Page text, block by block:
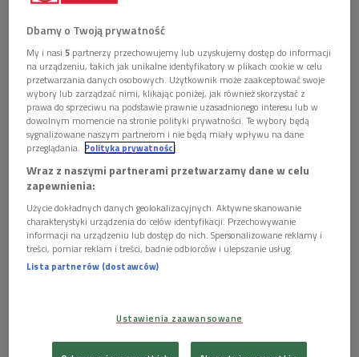
AUDIO 2 pliki
 14'08 
Rozmowa z Radosławem Romaniukiem, laureatem
nagrody "Nowych Książek" za rok 2012
 04'49
Rok Lutosławskiego. Relacja Adama Dąbrowskiego
z Londynu
Dbamy o Twoją prywatność
My i nasi5 partnerzy przechowujemy lub uzyskujemy dostęp do informacji
na urządzeniu, takich jak unikalne identyfikatory w plikach cookie w celu
przetwarzania danych osobowych. Użytkownik może zaakceptować swoje
wybory lub zarządzać nimi, klikając poniżej, jak również skorzystać z
prawa do sprzeciwu na podstawie prawnie uzasadnionego interesu lub w
dowolnym momencie na stronie polityki prywatności. Te wybory będą
sygnalizowane naszym partnerom i nie będą miały wpływu na dane
przeglądania. Polityka prywatności
Wraz z naszymi partnerami przetwarzamy dane w celu
zapewnienia:
Użycie dokładnych danych geolokalizacyjnych. Aktywne skanowanie
charakterystyki urządzenia do celów identyfikacji. Przechowywanie
informacji na urządzeniu lub dostęp do nich. Spersonalizowane reklamy i
treści, pomiar reklam i treści, badnie odbiorców i ulepszanie usług.
Lista partnerów (dostawców)
Ustawienia zaawansowane